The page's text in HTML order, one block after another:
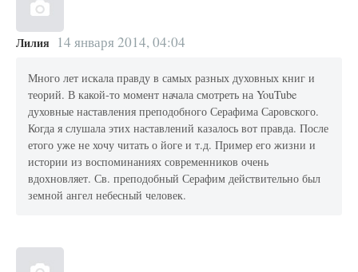
Лилия 14 января 2014, 04:04
Много лет искалa правду в самых разных духовных книг и
теорий. В какой-то момент начала смотреть на YouTube
духовные наставления преподобного Серафима Саровского.
Когда я слушала этих наставлений казалось вот правда. После
етого уже не хочу читать о йоге и т.д. Пример его жизни и
истории из воспоминаниях современников очень
вдохновляет. Св. преподобный Серафим действительно был
земной ангел небесный человек.